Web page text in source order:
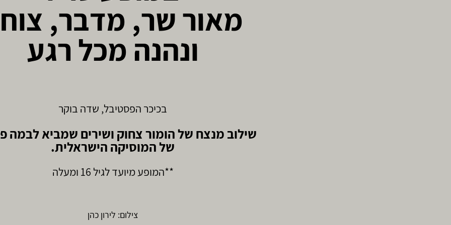
מאור שר, מדבר,
ונהנה מכל רגע
בכיכר הפסטיבל, שדה בוקר
שילוב מנצח של הומור צחוק ושירים שמביא לבמה
של המוסיקה הישראלית.
**המופע מיועד לגיל 16 ומעלה
צילום: לירון כהן